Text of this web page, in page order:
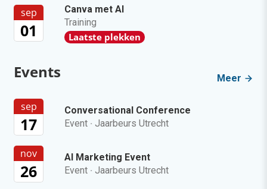
sep
01
Canva met AI
Training
Laatste plekken
Events Meer
sep
17
Conversational Conference
Event · Jaarbeurs Utrecht
nov
26
AI Marketing Event
Event · Jaarbeurs Utrecht